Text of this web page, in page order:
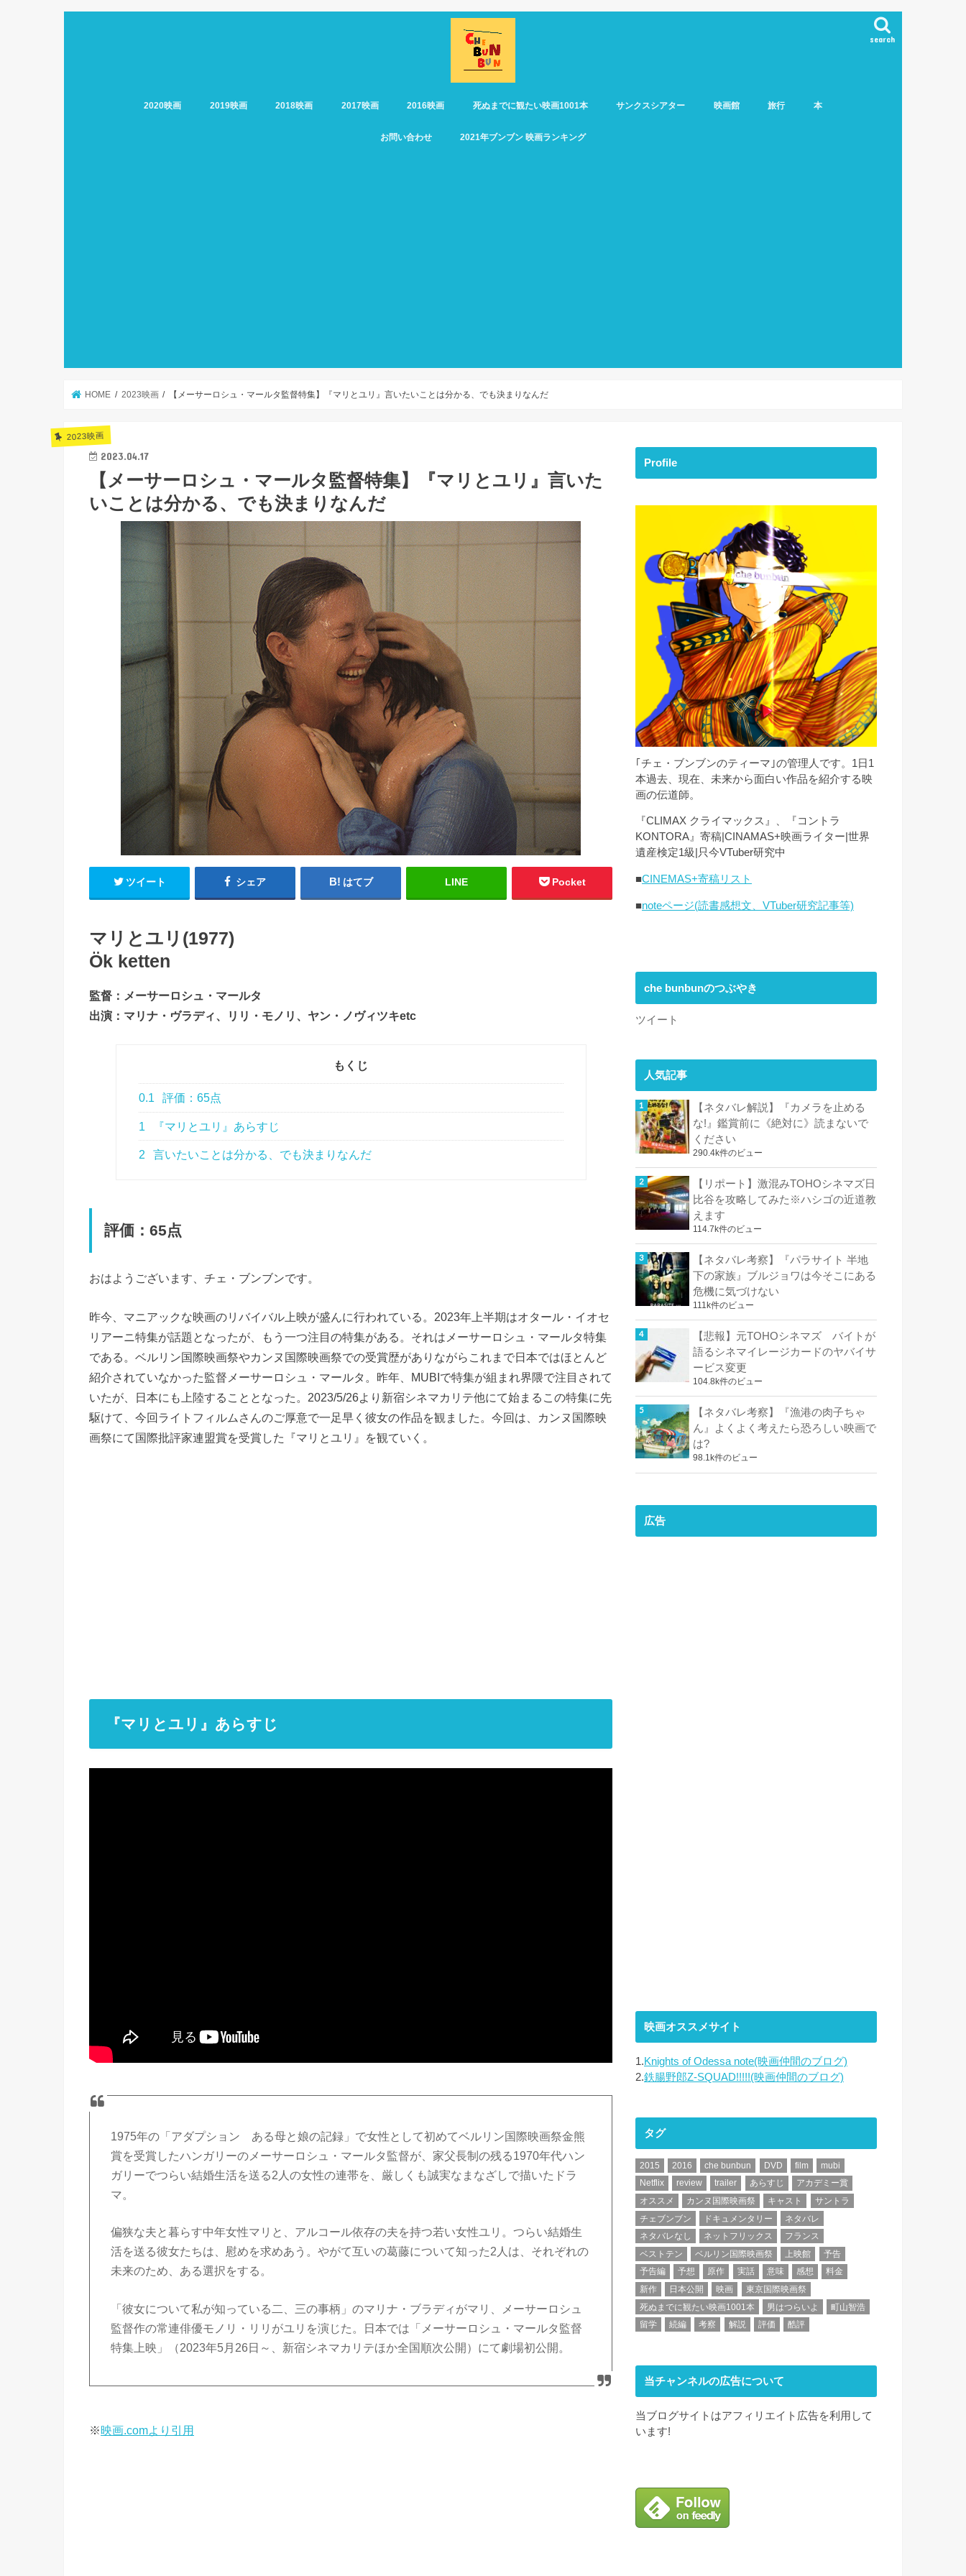
search
2020映画 2019映画 2018映画 2017映画 2016映画 死ぬまでに観たい映画1001本 サンクスシアター 映画館 旅行 本
お問い合わせ 2021年ブンブン 映画ランキング
HOME 2023映画 【メーサーロシュ・マールタ監督特集】『マリとユリ』言いたいことは分かる、でも決まりなんだ
2023映画
2023.04.17
【メーサーロシュ・マールタ監督特集】『マリとユリ』言いた
いことは分かる、でも決まりなんだ
ツイート シェア はてブ LINE Pocket
マリとユリ(1977)
Ök ketten
監督：メーサーロシュ・マールタ
出演：マリナ・ヴラディ、リリ・モノリ、ヤン・ノヴィツキetc
もくじ
0.1 評価：65点
1 『マリとユリ』あらすじ
2 言いたいことは分かる、でも決まりなんだ
評価：65点
おはようございます、チェ・ブンブンです。
昨今、マニアックな映画のリバイバル上映が盛んに行われている。2023年上半期はオタール・イオセ
リアーニ特集が話題となったが、もう一つ注目の特集がある。それはメーサーロシュ・マールタ特集
である。ベルリン国際映画祭やカンヌ国際映画祭での受賞歴がありながらこれまで日本ではほとんど
紹介されていなかった監督メーサーロシュ・マールタ。昨年、MUBIで特集が組まれ界隈で注目されて
いたが、日本にも上陸することとなった。2023/5/26より新宿シネマカリテ他にて始まるこの特集に先
駆けて、今回ライトフィルムさんのご厚意で一足早く彼女の作品を観ました。今回は、カンヌ国際映
画祭にて国際批評家連盟賞を受賞した『マリとユリ』を観ていく。
『マリとユリ』あらすじ
1975年の「アダプション ある母と娘の記録」で女性として初めてベルリン国際映画祭金熊
賞を受賞したハンガリーのメーサーロシュ・マールタ監督が、家父長制の残る1970年代ハン
ガリーでつらい結婚生活を送る2人の女性の連帯を、厳しくも誠実なまなざしで描いたドラ
マ。
偏狭な夫と暮らす中年女性マリと、アルコール依存の夫を持つ若い女性ユリ。つらい結婚生
活を送る彼女たちは、慰めを求めあう。やがて互いの葛藤について知った2人は、それぞれの
未来のため、ある選択をする。
「彼女について私が知っている二、三の事柄」のマリナ・ブラディがマリ、メーサーロシュ
監督作の常連俳優モノリ・リリがユリを演じた。日本では「メーサーロシュ・マールタ監督
特集上映」（2023年5月26日～、新宿シネマカリテほか全国順次公開）にて劇場初公開。
※映画.comより引用
Profile
｢チェ・ブンブンのティーマ｣の管理人です。1日1
本過去、現在、未来から面白い作品を紹介する映
画の伝道師。
『CLIMAX クライマックス』、『コントラ
KONTORA』寄稿|CINAMAS+映画ライター|世界
遺産検定1級|只今VTuber研究中
■CINEMAS+寄稿リスト
■noteページ(読書感想文、VTuber研究記事等)
che bunbunのつぶやき
ツイート
人気記事
【ネタバレ解説】『カメラを止める
な!』鑑賞前に《絶対に》読まないで
ください
290.4k件のビュー
【リポート】激混みTOHOシネマズ日
比谷を攻略してみた※ハシゴの近道教
えます
114.7k件のビュー
【ネタバレ考察】『パラサイト 半地
下の家族』ブルジョワは今そこにある
危機に気づけない
111k件のビュー
【悲報】元TOHOシネマズ バイトが
語るシネマイレージカードのヤバイサ
ービス変更
104.8k件のビュー
【ネタバレ考察】『漁港の肉子ちゃ
ん』よくよく考えたら恐ろしい映画で
は?
98.1k件のビュー
広告
映画オススメサイト
1.Knights of Odessa note(映画仲間のブログ)
2.鉄腸野郎Z-SQUAD!!!!!(映画仲間のブログ)
タグ
2015 2016 che bunbun DVD film
mubi
Netflix
review trailer あらすじ
アカデミー賞
オススメ
カンヌ国際映画祭 キャスト
サントラ
チェブンブン
ドキュメンタリー
ネタバレ
ネタバレなし
ネットフリックス
フランス
ベストテン
ベルリン国際映画祭 上映館
予告
予告編
予想 原作 実話 意味 感想
料金
新作
日本公開 映画
東京国際映画祭
死ぬまでに観たい映画1001本
男はつらいよ
町山智浩
留学
続編 考察 解説 評価 酷評
当チャンネルの広告について
当ブログサイトはアフィリエイト広告を利用して
います!